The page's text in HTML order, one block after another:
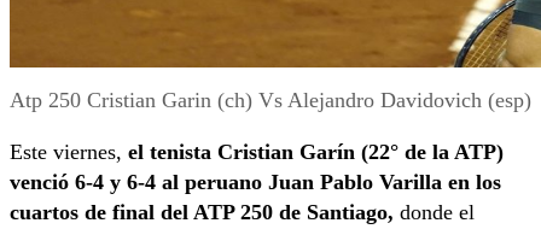
Atp 250 Cristian Garin (ch) Vs Alejandro Davidovich (esp)
Este viernes, el tenista Cristian Garín (22° de la ATP)
venció 6-4 y 6-4 al peruano Juan Pablo Varilla en los
cuartos de final del ATP 250 de Santiago, donde el